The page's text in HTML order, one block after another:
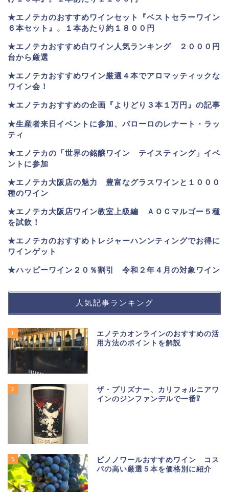
★エノテカのおすすめワインセット『ベストセラーワイン
６本セット』。
１本あたり約１８００円
★エノテカおすすめ白ワイン人気ランキング ２０００円
台から厳選
★エノテカおすすめワイン厳選４本でアロマッティックな
ワイン会！
★エノテカおすすめの企画『よりどり３本１万円』の記事
★生産者来日イベントに参加、バローロのレナート・ラッ
ティ
★エノテカの「世界の銘醸ワイン テイスティング」イベ
ントに参加
★エノテカ大阪店の魅力 豊富なグラスワインと１０００
種のワイン
★エノテカ大阪店ワイン教室上級編 ＡＯＣマルゴー５種
を試飲！
★エノテカのおすすめトレジャーハンンティングでお得に
ワインゲット
★ハッピーワイン２０％割引 令和２年４月の対象ワイン
人気記事ランキング
1
エノテカオンラインのおすすめの活
用方法のポイントを解説
2
ザ・プリズナー、カリフォルニアワ
インのジンファンデルで一番⁉
3
ピノノワールおすすめワイン コス
パの高い厳選５本を価格別に紹介